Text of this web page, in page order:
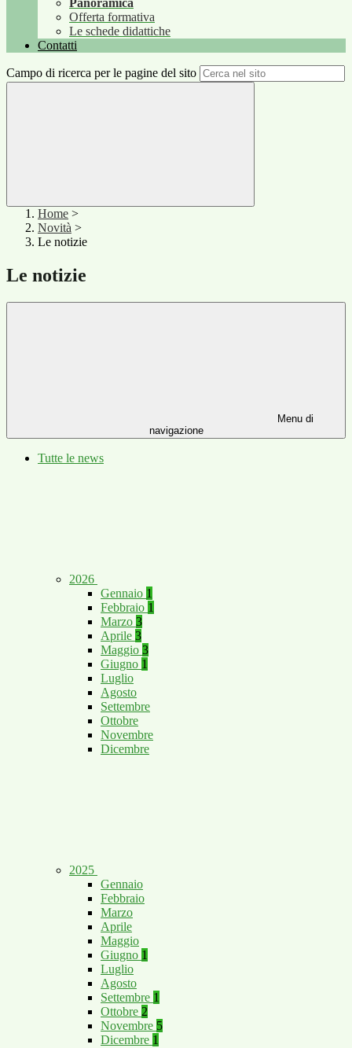
Panoramica
Offerta formativa
Le schede didattiche
Contatti
Campo di ricerca per le pagine del sito
Home >
Novità >
Le notizie
Le notizie
Menu di
navigazione
Tutte le news
2026
Gennaio 1
Febbraio 1
Marzo 3
Aprile 3
Maggio 3
Giugno 1
Luglio
Agosto
Settembre
Ottobre
Novembre
Dicembre
2025
Gennaio
Febbraio
Marzo
Aprile
Maggio
Giugno 1
Luglio
Agosto
Settembre 1
Ottobre 2
Novembre 5
Dicembre 1